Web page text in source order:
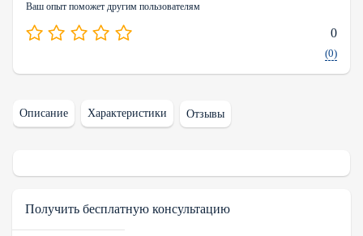
Ваш опыт поможет другим пользователям
0
(0)
Описание Характеристики Отзывы
Получить бесплатную консультацию